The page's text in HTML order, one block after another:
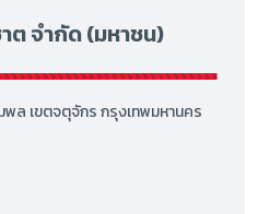
ต จำกัด (มหาชน)
ล เขตจตุจักร กรุงเทพมหานคร